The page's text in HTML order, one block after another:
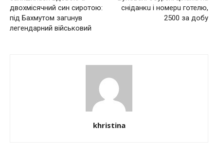
двохмісячний син сиротою:
під Бахмутом загuнув
легендарний військовий
сніданкu і номерu готелю,
2500 за добу
khristina